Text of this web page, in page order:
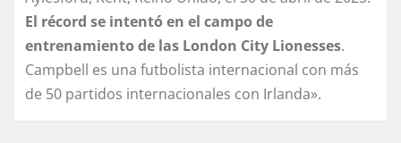
El récord se intentó en el campo de
entrenamiento de las London City Lionesses.
Campbell es una futbolista internacional con más
de 50 partidos internacionales con Irlanda».